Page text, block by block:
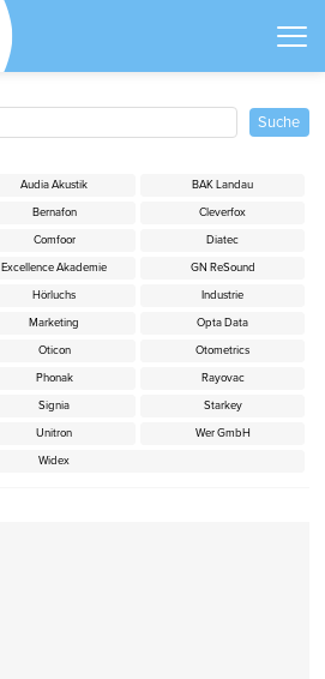
Audia Akustik
BAK Landau
Bernafon
Cleverfox
Comfoor
Diatec
Excellence Akademie
GN ReSound
Hörluchs
Industrie
Marketing
Opta Data
Oticon
Otometrics
Phonak
Rayovac
Signia
Starkey
Unitron
Wer GmbH
Widex